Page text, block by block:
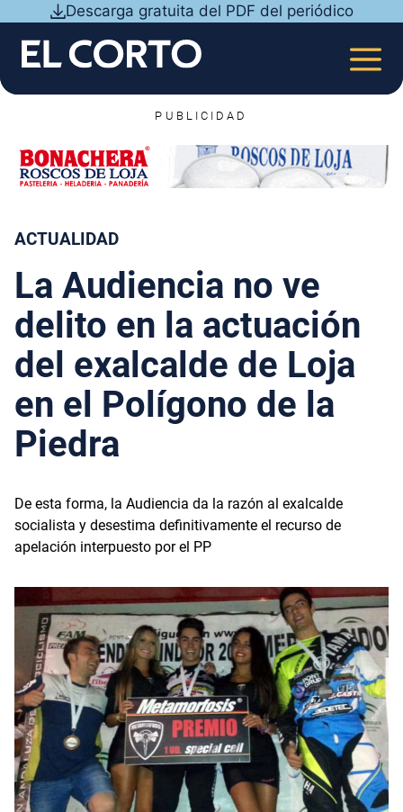
contenido
Descarga gratuita del PDF del periódico
PUBLICIDAD
ACTUALIDAD
La Audiencia no ve
delito en la actuación
del exalcalde de Loja
en el Polígono de la
Piedra
De esta forma, la Audiencia da la razón al exalcalde
socialista y desestima definitivamente el recurso de
apelación interpuesto por el PP